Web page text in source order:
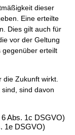
dieser
Eine erteilte
Dies gilt auch für
vor der Geltung
gegenüber erteilt
Zukunft wirkt.
sind davon
Abs. 1c DSGVO)
1e DSGVO)